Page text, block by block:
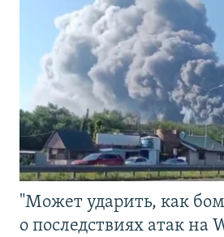
"Может ударить, как
о последствиях атак на